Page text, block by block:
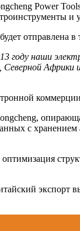
Power
году наши
Африки
с